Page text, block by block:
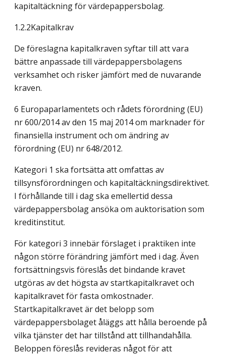
kapitaltäckning för värdepappersbolag.
1.2.2Kapitalkrav
De föreslagna kapitalkraven syftar till att vara
bättre anpassade till värdepappersbolagens
verksamhet och risker jämfört med de nuvarande
kraven.
6 Europaparlamentets och rådets förordning (EU)
nr 600/2014 av den 15 maj 2014 om marknader för
finansiella instrument och om ändring av
förordning (EU) nr 648/2012.
Kategori 1 ska fortsätta att omfattas av
tillsynsförordningen och kapitaltäckningsdirektivet.
I förhållande till i dag ska emellertid dessa
värdepappersbolag ansöka om auktorisation som
kreditinstitut.
För kategori 3 innebär förslaget i praktiken inte
någon större förändring jämfört med i dag. Även
fortsättningsvis föreslås det bindande kravet
utgöras av det högsta av startkapitalkravet och
kapitalkravet för fasta omkostnader.
Startkapitalkravet är det belopp som
värdepappersbolaget åläggs att hålla beroende på
vilka tjänster det har tillstånd att tillhandahålla.
Beloppen föreslås revideras något för att